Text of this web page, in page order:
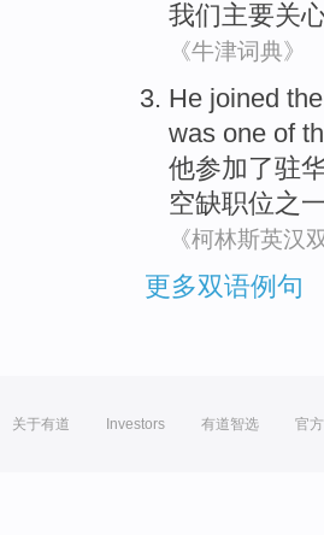
我们主要关
《牛津词典》
He joined the
was one of
他参加了驻
空缺职位之一
《柯林斯英汉
更多双语例句
关于有道 Investors 有道智选 官